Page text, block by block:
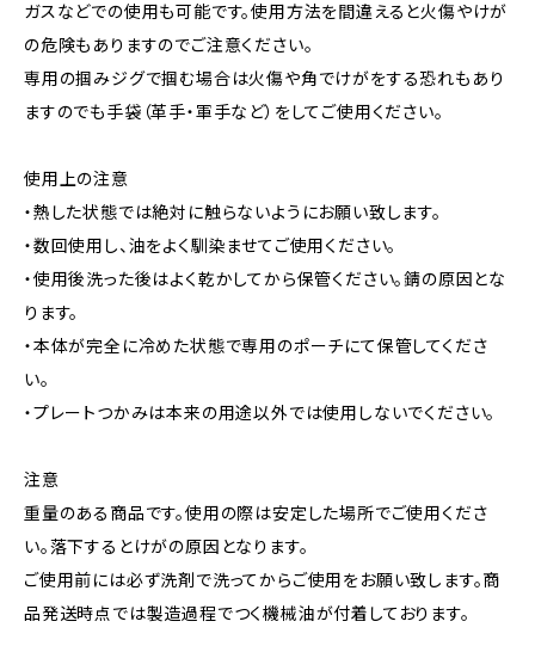
ガスなどでの使用も可能です。使用方法を間違えると火傷やけが
の危険もありますのでご注意ください。
専用の掴みジグで掴む場合は火傷や角でけがをする恐れもあり
ますのでも手袋（革手・軍手など）をしてご使用ください。
使用上の注意
・熱した状態では絶対に触らないようにお願い致します。
・数回使用し、油をよく馴染ませてご使用ください。
・使用後洗った後はよく乾かしてから保管ください。錆の原因とな
ります。
・本体が完全に冷めた状態で専用のポーチにて保管してくださ
い。
・プレートつかみは本来の用途以外では使用しないでください。
注意
重量のある商品です。使用の際は安定した場所でご使用くださ
い。落下するとけがの原因となります。
ご使用前には必ず洗剤で洗ってからご使用をお願い致します。商
品発送時点では製造過程でつく機械油が付着しております。